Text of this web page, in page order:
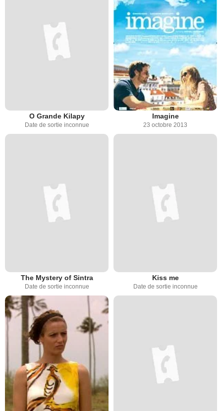
O Grande Kilapy
Date de sortie inconnue
Imagine
23 octobre 2013
The Mystery of Sintra
Date de sortie inconnue
Kiss me
Date de sortie inconnue